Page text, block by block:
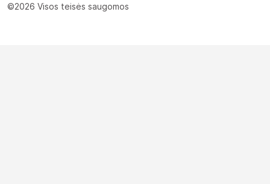
©2026 Visos teisės saugomos